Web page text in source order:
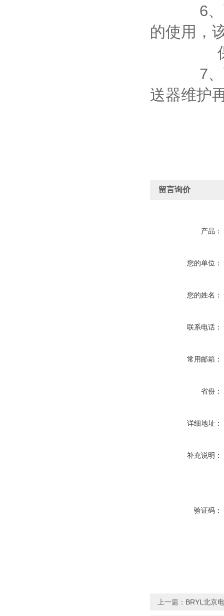
6、可
的使用，
保护功
7、可
送器维护
留言询价
产品：
您的单位：
您的姓名：
联系电话：
常用邮箱：
省份：
详细地址：
补充说明：
验证码：
上一篇： BRYL北京